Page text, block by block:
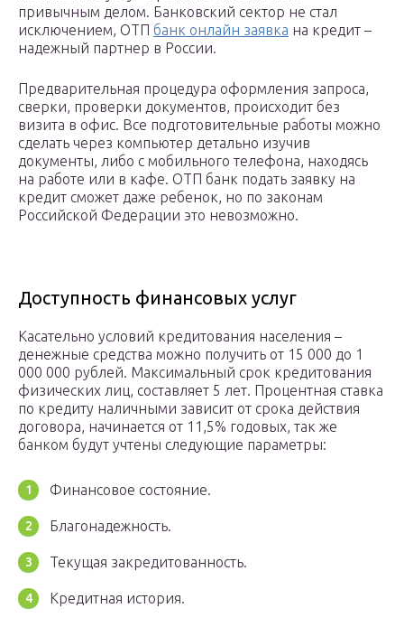
привычным делом. Банковский сектор не стал
исключением, ОТП банк онлайн заявка на кредит –
надежный партнер в России.
Предварительная процедура оформления запроса,
сверки, проверки документов, происходит без
визита в офис. Все подготовительные работы можно
сделать через компьютер детально изучив
документы, либо с мобильного телефона, находясь
на работе или в кафе. ОТП банк подать заявку на
кредит сможет даже ребенок, но по законам
Российской Федерации это невозможно.
Доступность финансовых услуг
Касательно условий кредитования населения –
денежные средства можно получить от 15 000 до 1
000 000 рублей. Максимальный срок кредитования
физических лиц, составляет 5 лет. Процентная ставка
по кредиту наличными зависит от срока действия
договора, начинается от 11,5% годовых, так же
банком будут учтены следующие параметры:
Финансовое состояние.
Благонадежность.
Текущая закредитованность.
Кредитная история.